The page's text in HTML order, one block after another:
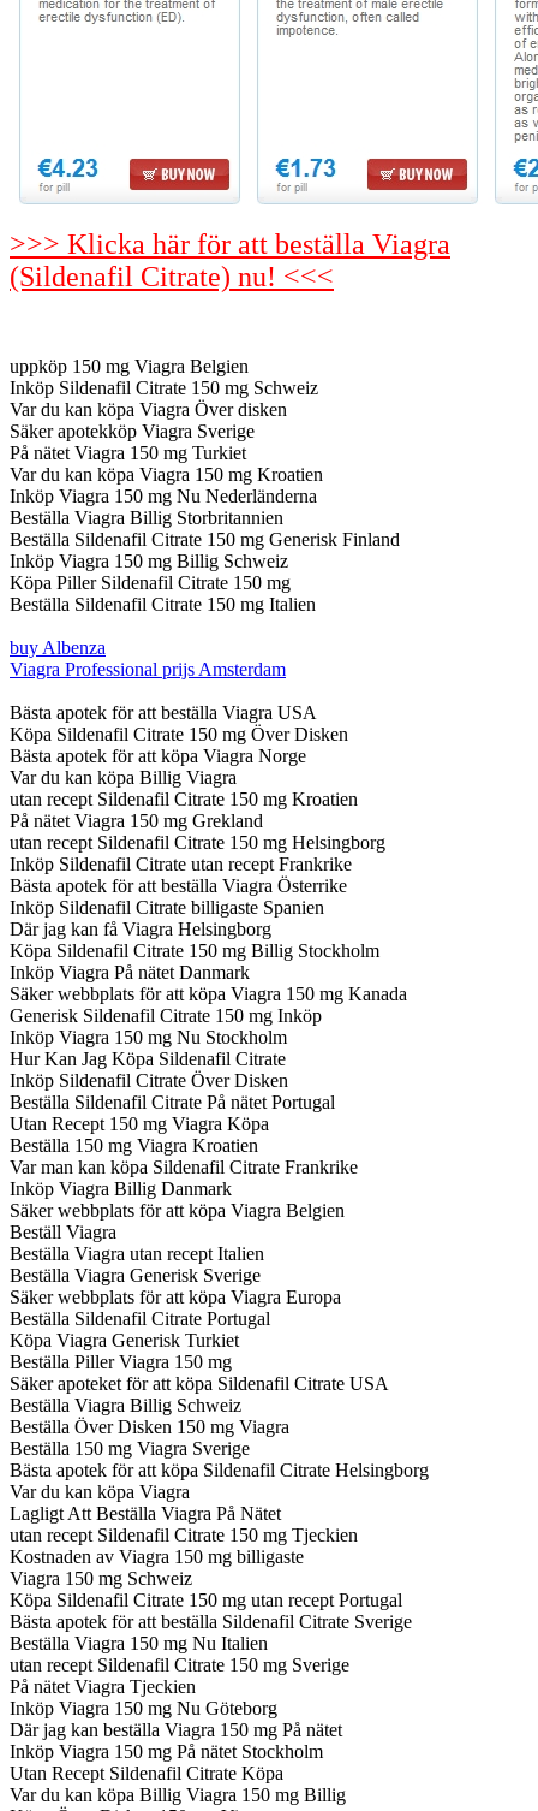
>>> Klicka här för att beställa Viagra
(Sildenafil Citrate) nu! <<<
uppköp 150 mg Viagra Belgien
Inköp Sildenafil Citrate 150 mg Schweiz
Var du kan köpa Viagra Över disken
Säker apotekköp Viagra Sverige
På nätet Viagra 150 mg Turkiet
Var du kan köpa Viagra 150 mg Kroatien
Inköp Viagra 150 mg Nu Nederländerna
Beställa Viagra Billig Storbritannien
Beställa Sildenafil Citrate 150 mg Generisk Finland
Inköp Viagra 150 mg Billig Schweiz
Köpa Piller Sildenafil Citrate 150 mg
Beställa Sildenafil Citrate 150 mg Italien
buy Albenza
Viagra Professional prijs Amsterdam
Bästa apotek för att beställa Viagra USA
Köpa Sildenafil Citrate 150 mg Över Disken
Bästa apotek för att köpa Viagra Norge
Var du kan köpa Billig Viagra
utan recept Sildenafil Citrate 150 mg Kroatien
På nätet Viagra 150 mg Grekland
utan recept Sildenafil Citrate 150 mg Helsingborg
Inköp Sildenafil Citrate utan recept Frankrike
Bästa apotek för att beställa Viagra Österrike
Inköp Sildenafil Citrate billigaste Spanien
Där jag kan få Viagra Helsingborg
Köpa Sildenafil Citrate 150 mg Billig Stockholm
Inköp Viagra På nätet Danmark
Säker webbplats för att köpa Viagra 150 mg Kanada
Generisk Sildenafil Citrate 150 mg Inköp
Inköp Viagra 150 mg Nu Stockholm
Hur Kan Jag Köpa Sildenafil Citrate
Inköp Sildenafil Citrate Över Disken
Beställa Sildenafil Citrate På nätet Portugal
Utan Recept 150 mg Viagra Köpa
Beställa 150 mg Viagra Kroatien
Var man kan köpa Sildenafil Citrate Frankrike
Inköp Viagra Billig Danmark
Säker webbplats för att köpa Viagra Belgien
Beställ Viagra
Beställa Viagra utan recept Italien
Beställa Viagra Generisk Sverige
Säker webbplats för att köpa Viagra Europa
Beställa Sildenafil Citrate Portugal
Köpa Viagra Generisk Turkiet
Beställa Piller Viagra 150 mg
Säker apoteket för att köpa Sildenafil Citrate USA
Beställa Viagra Billig Schweiz
Beställa Över Disken 150 mg Viagra
Beställa 150 mg Viagra Sverige
Bästa apotek för att köpa Sildenafil Citrate Helsingborg
Var du kan köpa Viagra
Lagligt Att Beställa Viagra På Nätet
utan recept Sildenafil Citrate 150 mg Tjeckien
Kostnaden av Viagra 150 mg billigaste
Viagra 150 mg Schweiz
Köpa Sildenafil Citrate 150 mg utan recept Portugal
Bästa apotek för att beställa Sildenafil Citrate Sverige
Beställa Viagra 150 mg Nu Italien
utan recept Sildenafil Citrate 150 mg Sverige
På nätet Viagra Tjeckien
Inköp Viagra 150 mg Nu Göteborg
Där jag kan beställa Viagra 150 mg På nätet
Inköp Viagra 150 mg På nätet Stockholm
Utan Recept Sildenafil Citrate Köpa
Var du kan köpa Billig Viagra 150 mg Billig